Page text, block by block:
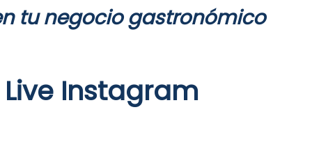
tu negocio gastronómico
Instagram